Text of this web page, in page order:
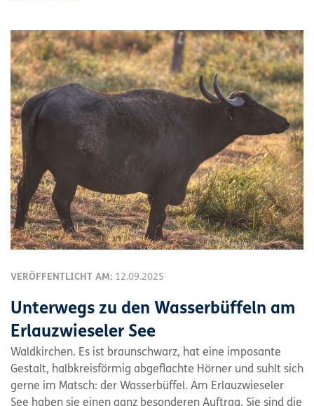
VERÖFFENTLICHT AM: 12.09.2025
Unterwegs zu den Wasserbüffeln am
Erlauzwieseler See
Waldkirchen. Es ist braunschwarz, hat eine imposante
Gestalt, halbkreisförmig abgeflachte Hörner und suhlt sich
gerne im Matsch: der Wasserbüffel. Am Erlauzwieseler
See haben sie einen ganz besonderen Auftrag. Sie sind die